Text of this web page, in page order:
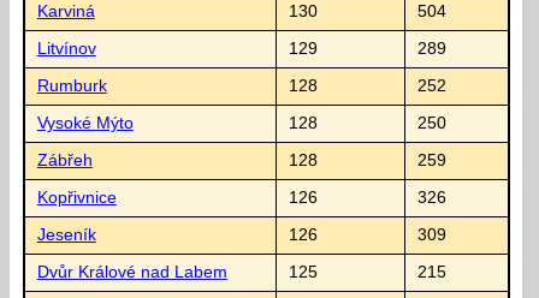
Karviná 130 504
Litvínov 129 289
Rumburk 128 252
Vysoké Mýto 128 250
Zábřeh 128 259
Kopřivnice 126 326
Jeseník 126 309
Dvůr Králové nad Labem 125 215